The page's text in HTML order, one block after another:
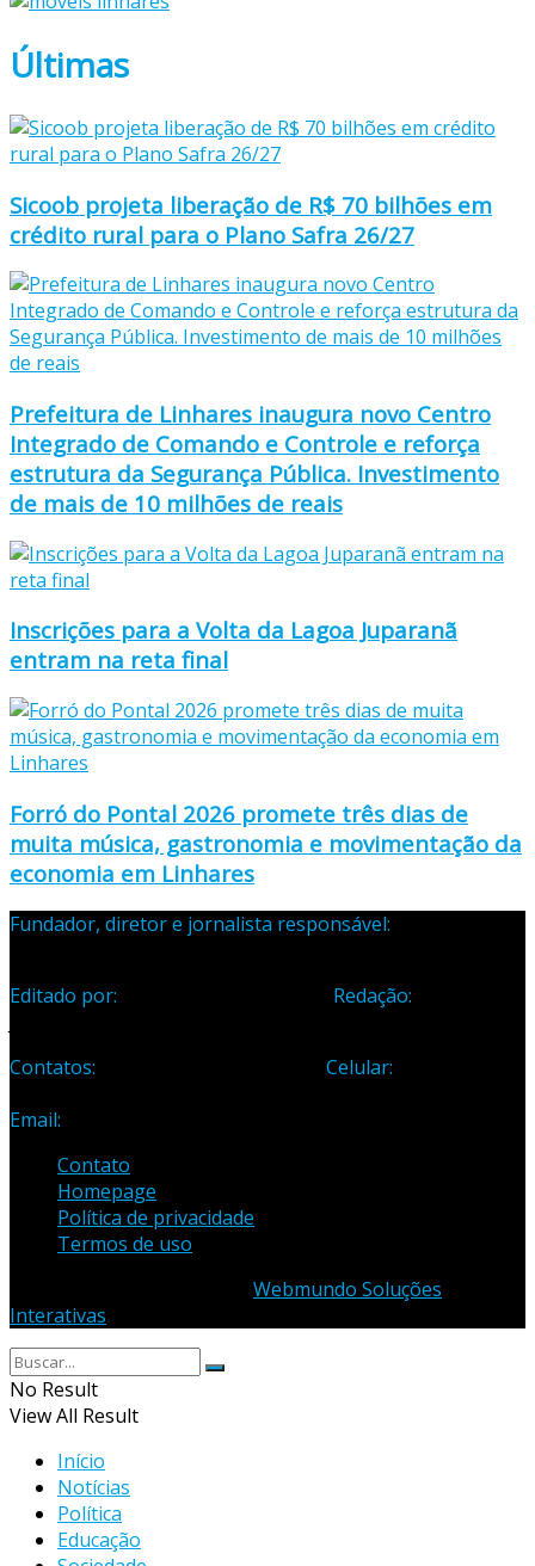
Últimas
Sicoob projeta liberação de R$ 70 bilhões em
crédito rural para o Plano Safra 26/27
Prefeitura de Linhares inaugura novo Centro
Integrado de Comando e Controle e reforça
estrutura da Segurança Pública. Investimento
de mais de 10 milhões de reais
Inscrições para a Volta da Lagoa Juparanã
entram na reta final
Forró do Pontal 2026 promete três dias de
muita música, gastronomia e movimentação da
economia em Linhares
Fundador, diretor e jornalista responsável:
Editado por:
Redação:
Contatos:
Celular:
Email:
Contato
Homepage
Política de privacidade
Termos de uso
Webmundo Soluções
Interativas
No Result
View All Result
Início
Notícias
Política
Educação